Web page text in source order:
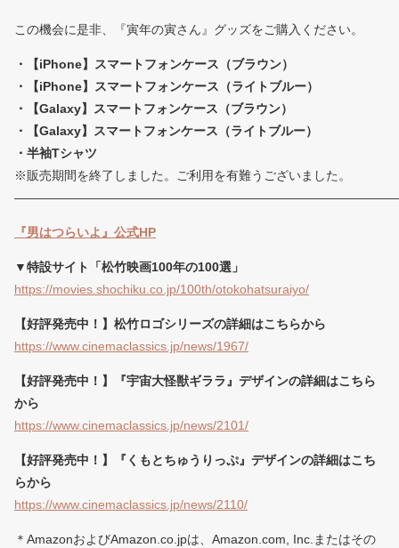
この機会に是非、『寅年の寅さん』グッズをご購入ください。
・【iPhone】スマートフォンケース（ブラウン）
・【iPhone】スマートフォンケース（ライトブルー）
・【Galaxy】スマートフォンケース（ブラウン）
・【Galaxy】スマートフォンケース（ライトブルー）
・半袖Tシャツ
※販売期間を終了しました。ご利用を有難うございました。
『男はつらいよ』公式HP
▼特設サイト「松竹映画100年の100選」
https://movies.shochiku.co.jp/100th/otokohatsuraiyo/
【好評発売中！】松竹ロゴシリーズの詳細はこちらから
https://www.cinemaclassics.jp/news/1967/
【好評発売中！】『宇宙大怪獣ギララ』デザインの詳細はこちら
から
https://www.cinemaclassics.jp/news/2101/
【好評発売中！】『くもとちゅうりっぷ』デザインの詳細はこち
らから
https://www.cinemaclassics.jp/news/2110/
＊AmazonおよびAmazon.co.jpは、Amazon.com, Inc.またはその